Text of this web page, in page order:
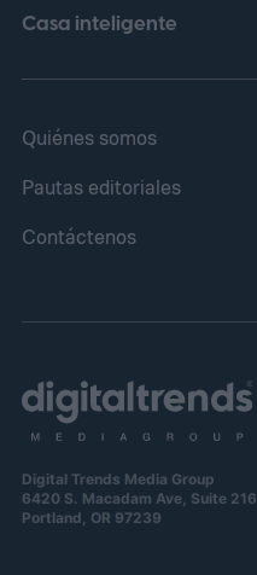
Casa inteligente
Quiénes somos
Pautas editoriales
Contáctenos
Digital Trends Media Group
6420 S. Macadam Ave, Suite 216
Portland, OR 97239